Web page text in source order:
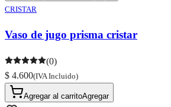
CRISTAR
Vaso de jugo prisma cristar
(0)
$ 4.600(IVA Incluido)
Agregar al carritoAgregar